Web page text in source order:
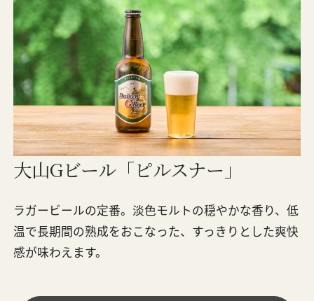
大山Gビール「ピルスナー」
ラガービールの定番。淡色モルトの穏やかな香り、低
温で長期間の熟成をおこなった、すっきりとした爽快
感が味わえます。